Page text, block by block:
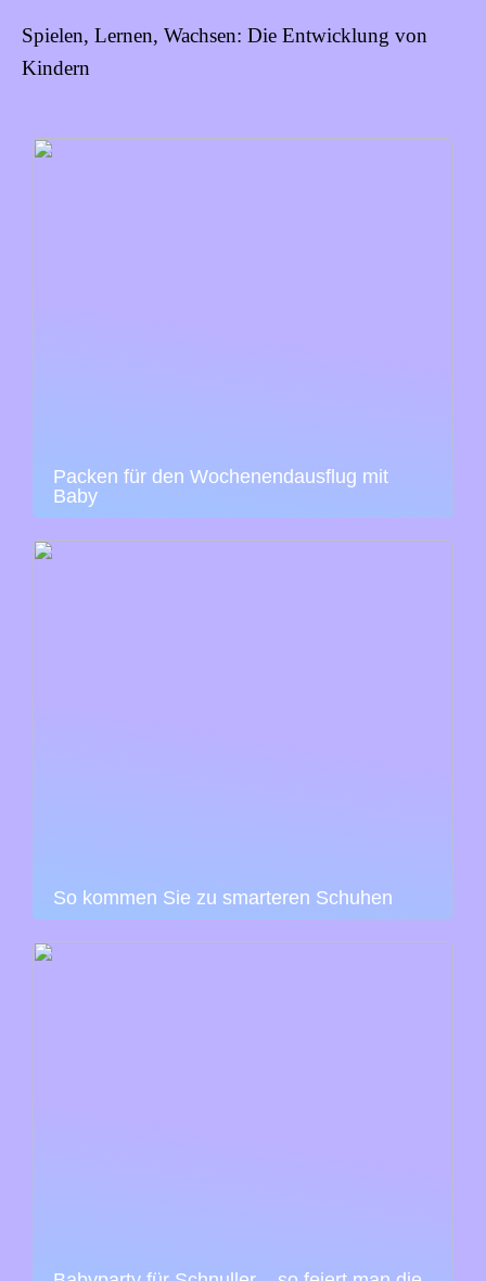
Spielen, Lernen, Wachsen: Die Entwicklung von
Kindern
Packen für den Wochenendausflug mit
Baby
So kommen Sie zu smarteren Schuhen